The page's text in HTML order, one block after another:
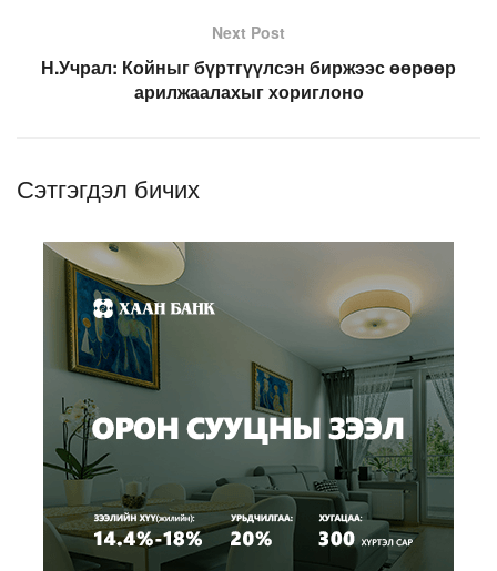
Next Post
Н.Учрал: Койныг бүртгүүлсэн биржээс өөрөөр
арилжаалахыг хориглоно
Сэтгэгдэл бичих